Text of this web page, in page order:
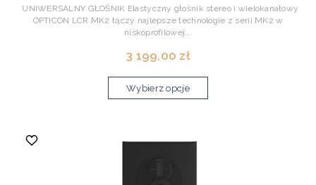
UNIWERSALNY GŁOŚNIK Elastyczny głośnik stereo i wielokanałowy
OPTICON LCR MK2 łączy najlepsze technologie z serii MK2 w
niskoprofilowej...
3 199,00 zł
Wybierz opcje